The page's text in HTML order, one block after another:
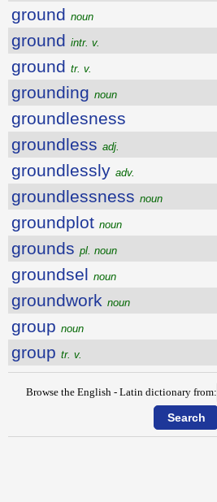
ground noun
ground intr. v.
ground tr. v.
grounding noun
groundlesness
groundless adj.
groundlessly adv.
groundlessness noun
groundplot noun
grounds pl. noun
groundsel noun
groundwork noun
group noun
group tr. v.
Browse the English - Latin dictionary from: